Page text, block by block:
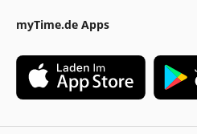
myTime.de Apps